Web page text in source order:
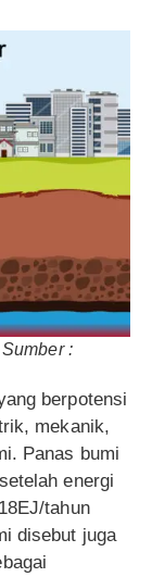
:
berpotensi
mekanik,
Panas bumi
energi
tahun
disebut juga